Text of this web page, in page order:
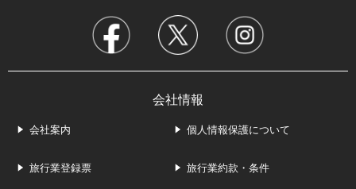
会社情報
会社案内 個人情報保護について
旅行業登録票 旅行業約款・条件